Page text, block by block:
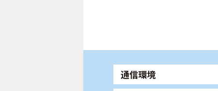
通信環境